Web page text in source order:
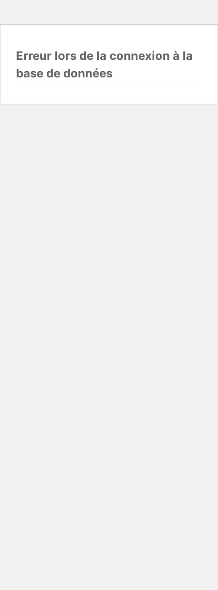
Erreur lors de la connexion à la
base de données